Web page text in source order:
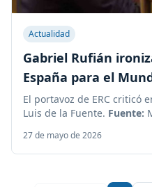
Actualidad
Gabriel Rufián
España para el
El portavoz de ERC criticó
Luis de la Fuente. Fuente:
27 de mayo de 2026